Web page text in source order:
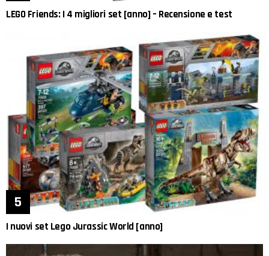
LEGO Friends: I 4 migliori set [anno] – Recensione e test
I nuovi set Lego Jurassic World [anno]